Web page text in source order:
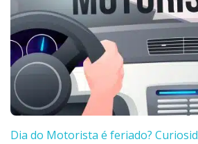
Dia do Motorista é feriado?